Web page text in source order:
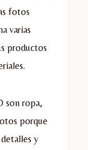
fotos
varias
productos
son ropa,
porque
y